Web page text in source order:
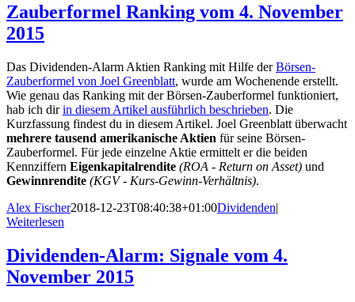
Zauberformel Ranking vom 4. November
2015
Das Dividenden-Alarm Aktien Ranking mit Hilfe derBörsen-
Zauberformel von Joel Greenblatt, wurde am Wochenende erstellt.
Wie genau das Ranking mit der Börsen-Zauberformel funktioniert,
hab ich dirin diesem Artikel ausführlich beschrieben. Die
Kurzfassung findest du in diesem Artikel. Joel Greenblatt überwacht
mehrere tausend amerikanische Aktien für seine Börsen-
Zauberformel. Für jede einzelne Aktie ermittelt er die beiden
Kennziffern Eigenkapitalrendite (ROA - Return on Asset) und
Gewinnrendite (KGV - Kurs-Gewinn-Verhältnis).
Alex Fischer2018-12-23T08:40:38+01:00Dividenden|
Weiterlesen
Dividenden-Alarm: Signale vom 4.
November 2015